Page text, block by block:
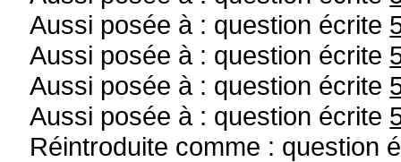
Aussi posée à : question écrite
Aussi posée à : question écrite
Aussi posée à : question écrite
Aussi posée à : question écrite
Réintroduite comme : question